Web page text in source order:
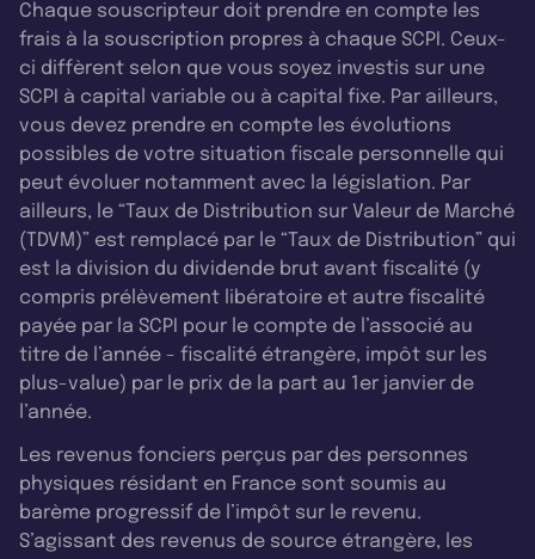
Chaque souscripteur doit prendre en compte les
frais à la souscription propres à chaque SCPI. Ceux-
ci diffèrent selon que vous soyez investis sur une
SCPI à capital variable ou à capital fixe. Par ailleurs,
vous devez prendre en compte les évolutions
possibles de votre situation fiscale personnelle qui
peut évoluer notamment avec la législation. Par
ailleurs, le “Taux de Distribution sur Valeur de Marché
(TDVM)” est remplacé par le “Taux de Distribution” qui
est la division du dividende brut avant fiscalité (y
compris prélèvement libératoire et autre fiscalité
payée par la SCPI pour le compte de l’associé au
titre de l’année - fiscalité étrangère, impôt sur les
plus-value) par le prix de la part au 1er janvier de
l’année.
Les revenus fonciers perçus par des personnes
physiques résidant en France sont soumis au
barème progressif de l’impôt sur le revenu.
S’agissant des revenus de source étrangère, les